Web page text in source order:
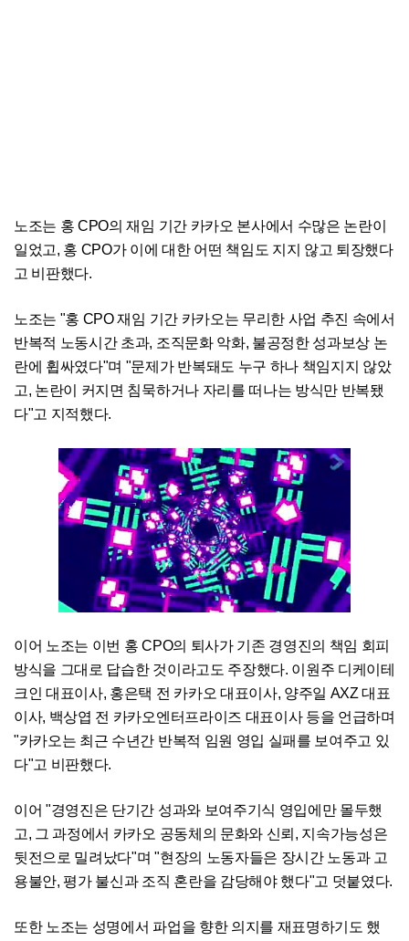
노조는 홍 CPO의 재임 기간 카카오 본사에서 수많은 논란이
일었고, 홍 CPO가 이에 대한 어떤 책임도 지지 않고 퇴장했다
고 비판했다.
노조는 "홍 CPO 재임 기간 카카오는 무리한 사업 추진 속에서
반복적 노동시간 초과, 조직문화 악화, 불공정한 성과보상 논
란에 휩싸였다"며 "문제가 반복돼도 누구 하나 책임지지 않았
고, 논란이 커지면 침묵하거나 자리를 떠나는 방식만 반복됐
다"고 지적했다.
이어 노조는 이번 홍 CPO의 퇴사가 기존 경영진의 책임 회피
방식을 그대로 답습한 것이라고도 주장했다. 이원주 디케이테
크인 대표이사, 홍은택 전 카카오 대표이사, 양주일 AXZ 대표
이사, 백상엽 전 카카오엔터프라이즈 대표이사 등을 언급하며
"카카오는 최근 수년간 반복적 임원 영입 실패를 보여주고 있
다"고 비판했다.
이어 "경영진은 단기간 성과와 보여주기식 영입에만 몰두했
고, 그 과정에서 카카오 공동체의 문화와 신뢰, 지속가능성은
뒷전으로 밀려났다"며 "현장의 노동자들은 장시간 노동과 고
용불안, 평가 불신과 조직 혼란을 감당해야 했다"고 덧붙였다.
또한 노조는 성명에서 파업을 향한 의지를 재표명하기도 했